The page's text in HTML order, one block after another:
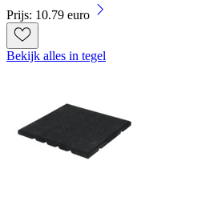
Prijs: 10.79 euro
Bekijk alles in tegel